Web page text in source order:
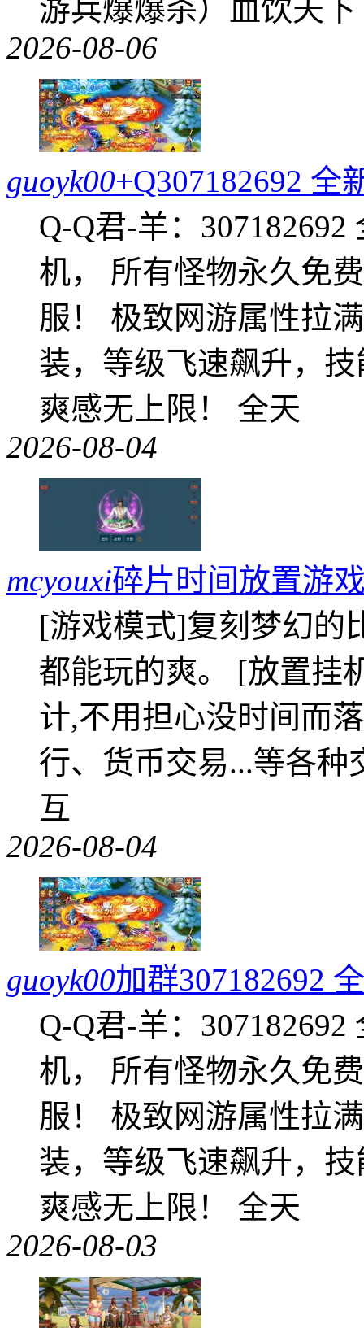
游兵爆爆杀）血饮天
2026-08-06
guoyk00+Q307182692
Q-Q君-羊：
机， 所有怪物永久免
服！ 极致网游属性拉
装，等级飞速飙升，
爽感无上限！ 全天
2026-08-04
mcyouxi碎片时间放置游
[游戏模式]复刻梦幻的
都能玩的爽。 [放置挂
计,不用担心没时间而
行、货币交易...等各
互
2026-08-04
guoyk00加群307182692
Q-Q君-羊：
机， 所有怪物永久免
服！ 极致网游属性拉
装，等级飞速飙升，
爽感无上限！ 全天
2026-08-03